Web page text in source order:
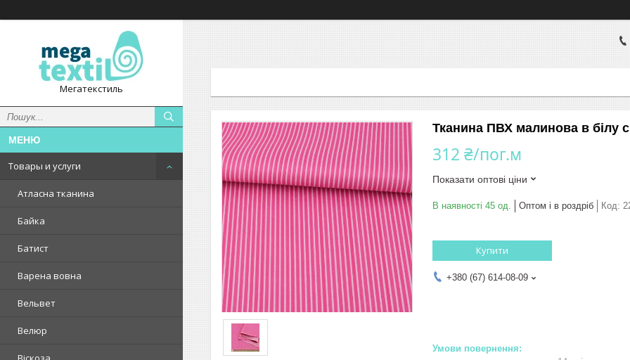
Мегатекстиль
Товары и услуги
Атласна тканина
Байка
Батист
Варена вовна
Вельвет
Велюр
Тканина ПВХ малинова в білу
312 ₴/пог.м
Показати оптові ціни
В наявності 45 од. Оптом і в роздріб Код:
Купити
+380 (67) 614-08-09